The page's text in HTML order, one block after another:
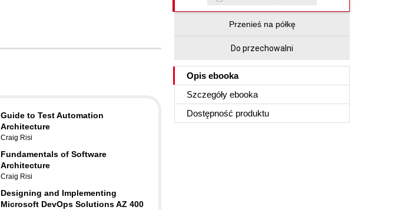
Przenieś na półkę
Do przechowalni
Opis ebooka
Szczegóły ebooka
Dostępność produktu
Guide to Test Automation
Architecture
Craig Risi
Fundamentals of Software
Architecture
Craig Risi
Designing and Implementing
Microsoft DevOps Solutions AZ 400